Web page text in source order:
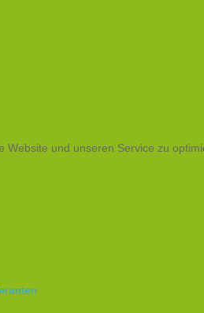
und unseren Service zu